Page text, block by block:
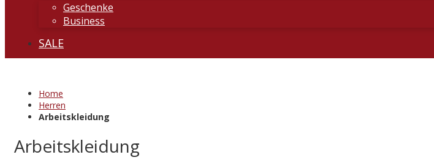
Geschenke
Business
SALE
Home
Herren
Arbeitskleidung
Arbeitskleidung